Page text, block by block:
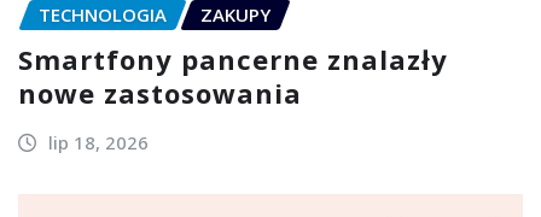
TECHNOLOGIA ZAKUPY
Smartfony pancerne znalazły
nowe zastosowania
lip 18, 2026